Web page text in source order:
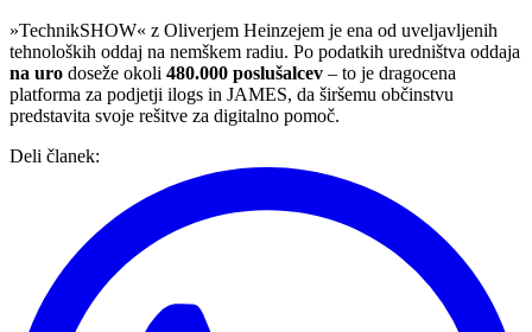
»TechnikSHOW« z Oliverjem Heinzejem je ena od uveljavljenih
tehnoloških oddaj na nemškem radiu. Po podatkih uredništva oddaja
na uro doseže okoli 480.000 poslušalcev – to je dragocena
platforma za podjetji ilogs in JAMES, da širšemu občinstvu
predstavita svoje rešitve za digitalno pomoč.
Deli članek: